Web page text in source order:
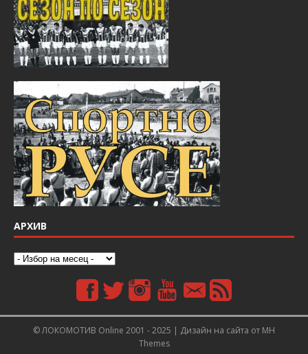
АРХИВ
© ЛОКОМОТИВ Online 2001 - 2025 | Дизайн на сайта от MH
Themes